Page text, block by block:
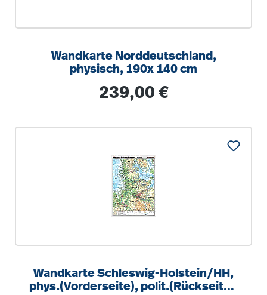
Wandkarte Norddeutschland,
physisch, 190x 140 cm
Regulärer Preis:
239,00 €
Wandkarte Schleswig-Holstein/HH,
phys.(Vorderseite), polit.(Rückseite),